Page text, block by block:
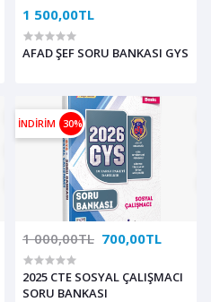
1 500,00TL
AFAD ŞEF SORU BANKASI GYS
İNDİRİM 30%
1 000,00TL 700,00TL
2025 CTE SOSYAL ÇALIŞMACI
SORU BANKASI